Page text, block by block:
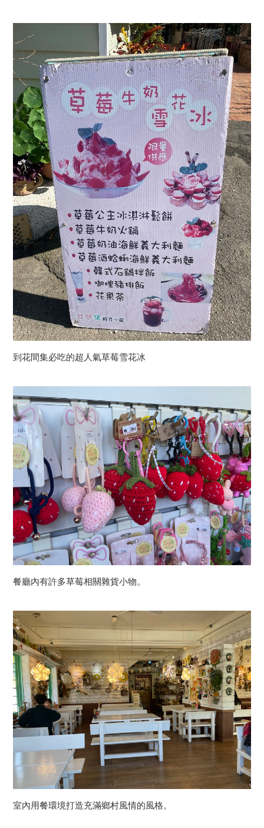
到花間集必吃的超人氣草莓雪花冰
餐廳內有許多草莓相關雜貨小物。
室內用餐環境打造充滿鄉村風情的風格。